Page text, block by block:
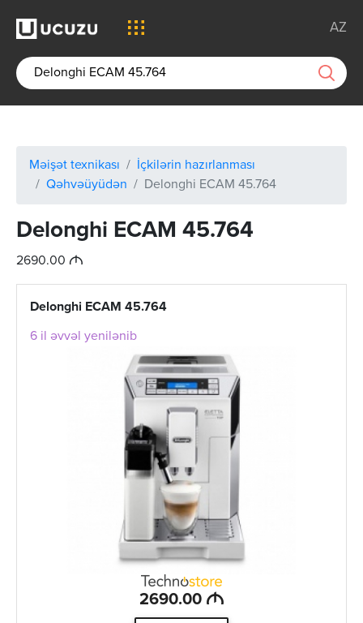
AZ
Məişət texnikası
İçkilərin hazırlanması
Qəhvəüyüdən
Delonghi ECAM 45.764
Delonghi ECAM 45.764
2690.00 M
Delonghi ECAM 45.764
6 il əvvəl yenilənib
2690.00 M